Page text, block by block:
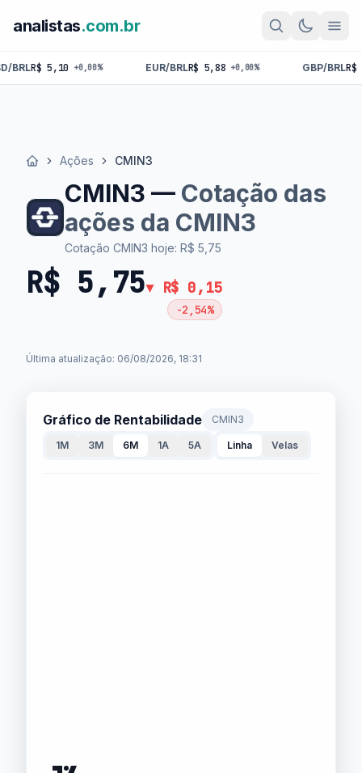
analistas.com.br
EUR/BRL +0,00% GBP/BRL +0,00%
Início Ações CMIN3
CMIN3 — Cotação das
ações da CMIN3
Cotação CMIN3 hoje: R$ 5,75
R$ 5,75▼ R$ 0,15
-2,54%
Última atualização: 06/08/2026, 18:31
Gráfico de Rentabilidade CMIN3
1M 3M 6M 1A 5A Linha Velas